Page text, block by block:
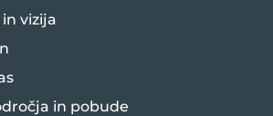
vizija
in pobude